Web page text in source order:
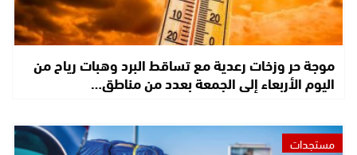
موجة حر وزخات رعدية مع تساقط البرد وهبات رياح من
اليوم الأربعاء إلى الجمعة بعدد من مناطق…
مستجدات